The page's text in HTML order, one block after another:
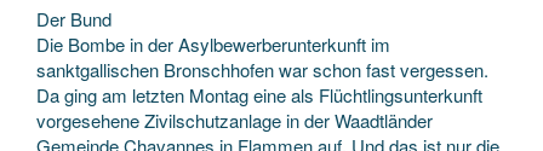
Der Bund
Die Bombe in der Asylbewerberunterkunft im
sanktgallischen Bronschhofen war schon fast vergessen.
Da ging am letzten Montag eine als Flüchtlingsunterkunft
vorgesehene Zivilschutzanlage in der Waadtländer
Gemeinde Chavannes in Flammen auf. Und das ist nur die